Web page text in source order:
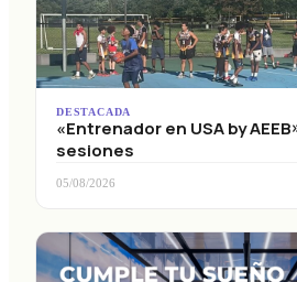
DESTACADA
«Entrenador en USA by
sesiones
05/08/2026